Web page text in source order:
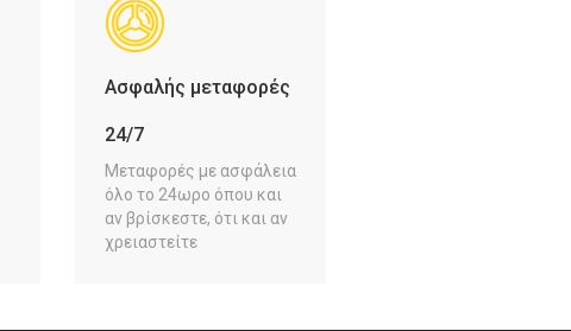
Ασφαλής μεταφορές
24/7
Μεταφορές με ασφάλεια
όλο το 24ωρο όπου και
αν βρίσκεστε, ότι και αν
χρειαστείτε